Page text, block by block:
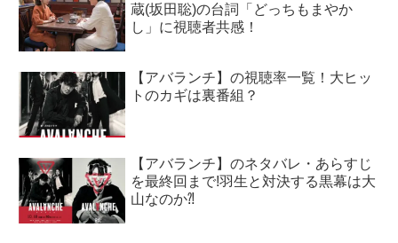
蔵(坂田聡)の台詞「どっちもまやか
し」に視聴者共感！
【アバランチ】の視聴率一覧！大ヒッ
トのカギは裏番組？
【アバランチ】のネタバレ・あらすじ
を最終回まで!羽生と対決する黒幕は大
山なのか⁈